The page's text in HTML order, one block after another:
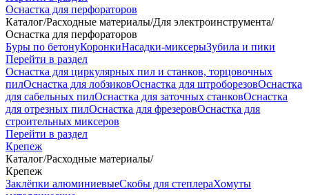
Оснастка для перфораторов
Каталог/Расходные материалы/Для электроинструмента/
Оснастка для перфораторов
Буры по бетонуКоронкиНасадки-миксерыЗубила и пики
Перейти в раздел
Оснастка для циркулярных пил и станков, торцовочных
пилОснастка для лобзиковОснастка для штроборезовОснастка
для сабельных пилОснастка для заточных станковОснастка
для отрезных пилОснастка для фрезеровОснастка для
строительных миксеров
Перейти в раздел
Крепеж
Каталог/Расходные материалы/
Крепеж
Заклёпки алюминиевыеСкобы для степлераХомуты